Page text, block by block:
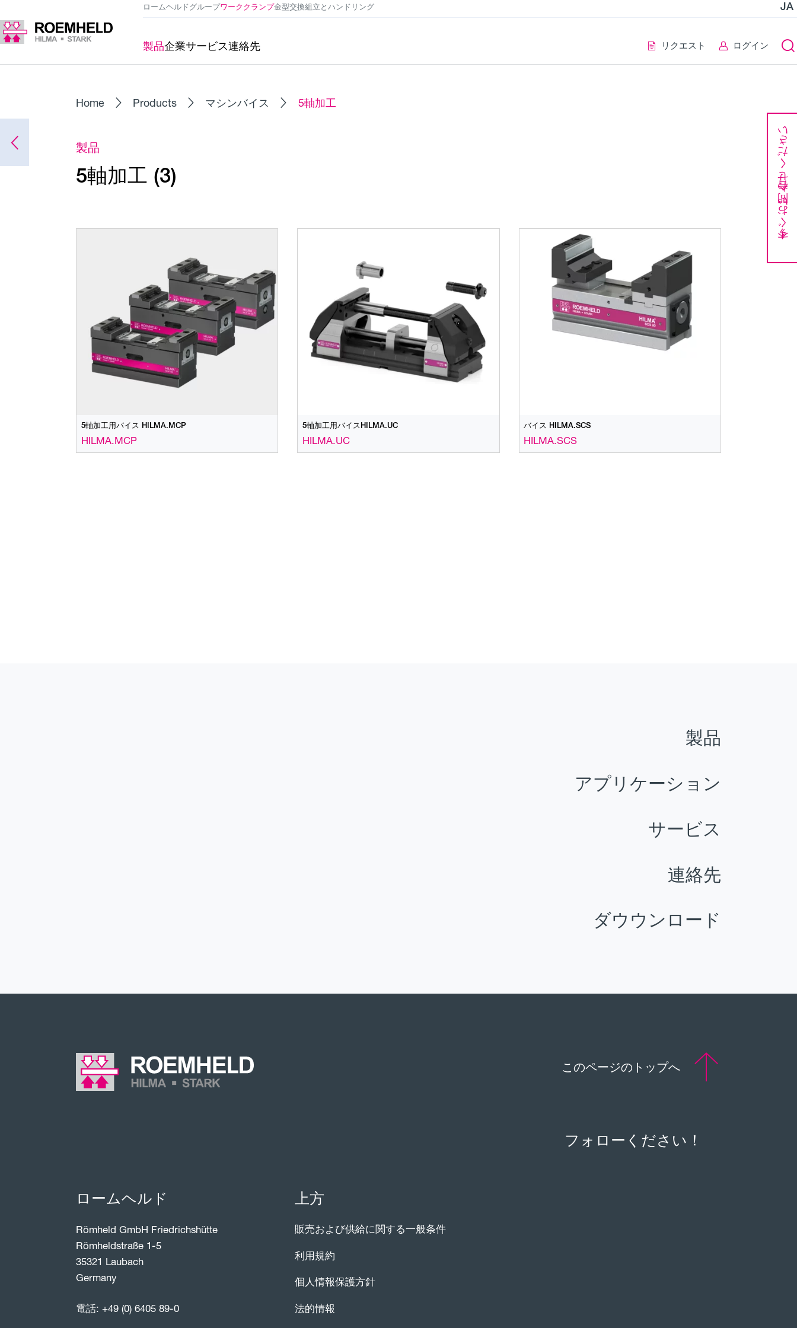
ロームヘルドグループワーククランプ金型交換組立とハンドリング JA
製品企業サービス連絡先 リクエスト ログイン
今すぐお問い合わせください
Home Products マシンバイス 5軸加工
製品
5軸加工 (3)
5軸加工用バイス HILMA.MCP
HILMA.MCP
5軸加工用バイスHILMA.UC
HILMA.UC
バイス HILMA.SCS
HILMA.SCS
製品
アプリケーション
サービス
連絡先
ダウウンロード
このページのトップへ
フォローください！
ロームヘルド
Römheld GmbH Friedrichshütte
Römheldstraße 1-5
35321 Laubach
Germany
電話: +49 (0) 6405 89-0
上方
販売および供給に関する一般条件
利用規約
個人情報保護方針
法的情報